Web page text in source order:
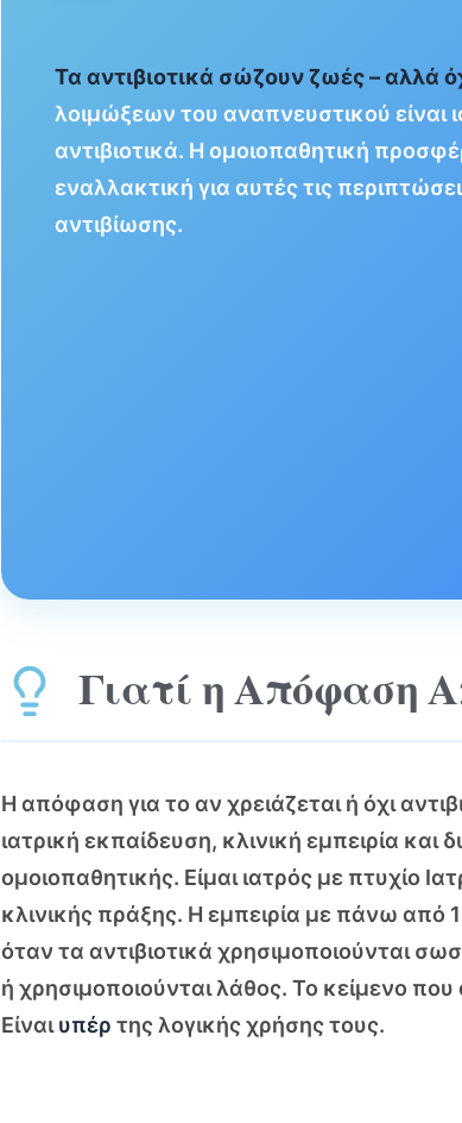
Τα αντιβιοτικά σώζουν ζωές – αλλά
λοιμώξεων του αναπνευστικού είναι
αντιβιοτικά. Η ομοιοπαθητική
εναλλακτική για αυτές τις
αντιβίωσης.
Γιατί η Απόφαση
Η απόφαση για το αν χρειάζεται ή όχι
ιατρική εκπαίδευση, κλινική εμπειρία
ομοιοπαθητικής. Είμαι ιατρός με πτυχίο
κλινικής πράξης. Η εμπειρία με πάνω από
όταν τα αντιβιοτικά χρησιμοποιούνται
ή χρησιμοποιούνται λάθος. Το κείμενο που
Είναιυπέρ της λογικής χρήσης τους.